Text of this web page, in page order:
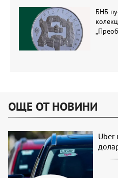
БНБ
ОЩЕ ОТ НОВИНИ
Uber